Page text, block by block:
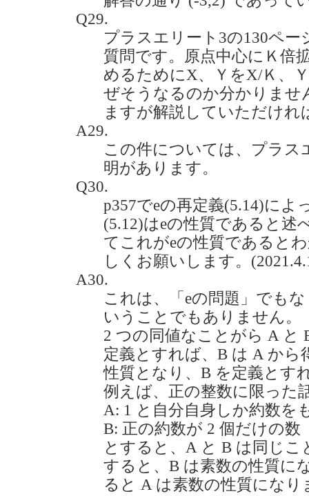
Q29.
プラスエリート3の130ペ
質問です。原点中心にＫ倍
めるためにX、ＹをX/Ｋ、
ぜそうなるのか分かりませ
ますが解説していただけれ
A29.
この件については、プラス
明があります。
Q30.
p357でeの再定義(5.14)によ
(5.12)はeの性質であると述
てこれがeの性質であると
しくお願いします。
A30.
これは、「eの問題」でも
いうことでもありません。
2 つの同値なことがら A と
定義とすれば、B は A か
性質となり、B を定義とす
例えば、正の整数に限った
A: 1 と自分自身しか約数を
B: 正の約数が 2 個だけの数
とすると、A と B は同じ
すると、B は素数の性質に
ると A は素数の性質になり